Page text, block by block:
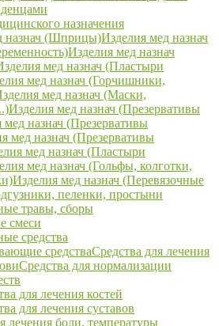
назначения
назнач (Шприцы)Изделия мед назнач
Изделия мед назнач
мед назнач (Пластыри
мед назнач (Горчишники,
мед назнач (Маски,
Изделия мед назнач (Презервативы
мед назнач (Презервативы
мед назнач (Презервативы
мед назнач (Пластыри
мед назнач (Гольфы, колготки,
Изделия мед назнач (Перевязочные
пеленки, простыни
травы, сборы
смеси
средства
средстваСредства для лечения
Средства для нормализации
для лечения костей
для лечения суставов
лечения боли, температуры